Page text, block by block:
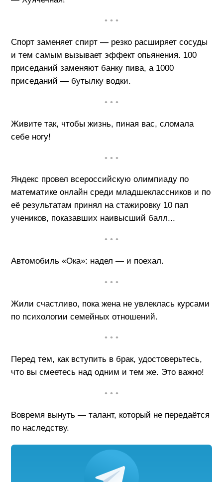
• • •
Спорт заменяет спирт — резко расширяет сосуды
и тем самым вызывает эффект опьянения. 100
приседаний заменяют банку пива, а 1000
приседаний — бутылку водки.
• • •
Живите так, чтобы жизнь, пиная вас, сломала
себе ногу!
• • •
Яндекс провел всероссийскую олимпиаду по
математике онлайн среди младшеклассников и по
её результатам принял на стажировку 10 пап
учеников, показавших наивысший балл...
• • •
Автомобиль «Ока»: надел — и поехал.
• • •
Жили счастливо, пока жена не увлеклась курсами
по психологии семейных отношений.
• • •
Перед тем, как вступить в брак, удостоверьтесь,
что вы смеетесь над одним и тем же. Это важно!
• • •
Вовремя вынуть — талант, который не передаётся
по наследству.